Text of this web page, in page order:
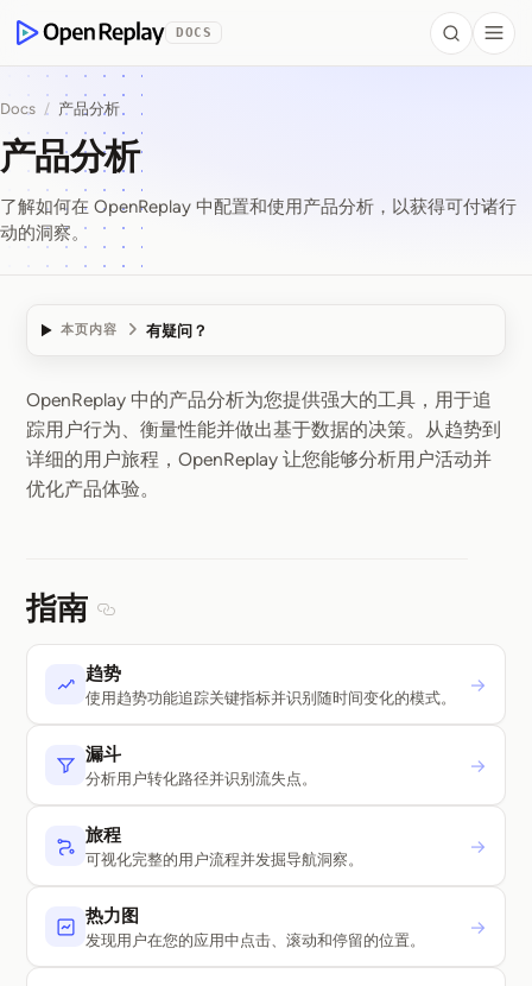
OpenReplay
DOCS Search
Docs / 产品分析
产品分析
了解如何在 OpenReplay 中配置和使用产品分析，以获得可付诸行
动的洞察。
本页内容 有疑问？
产品分析
OpenReplay 中的产品分析为您提供强大的工具，用于追
踪用户行为、衡量性能并做出基于数据的决策。从趋势到
详细的用户旅程，OpenReplay 让您能够分析用户活动并
优化产品体验。
指南
趋势
使用趋势功能追踪关键指标并识别随时间变化的模式。
→
漏斗
分析用户转化路径并识别流失点。
→
旅程
可视化完整的用户流程并发掘导航洞察。
→
热力图
发现用户在您的应用中点击、滚动和停留的位置。
→